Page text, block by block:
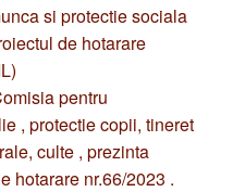
si protectie sociala
de hotarare
pentru
, protectie copii, tineret
culte , prezinta
hotarare nr.66/2023 .